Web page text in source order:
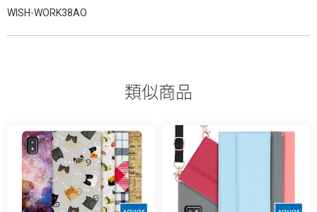
WISH-WORK38AO
類似商品